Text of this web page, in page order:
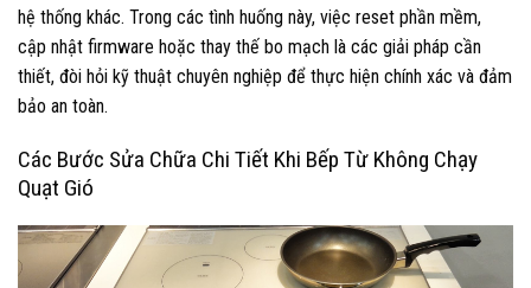
hệ thống khác. Trong các tình huống này, việc reset phần mềm,
cập nhật firmware hoặc thay thế bo mạch là các giải pháp cần
thiết, đòi hỏi kỹ thuật chuyên nghiệp để thực hiện chính xác và đảm
bảo an toàn.
Các Bước Sửa Chữa Chi Tiết Khi Bếp Từ Không Chạy
Quạt Gió